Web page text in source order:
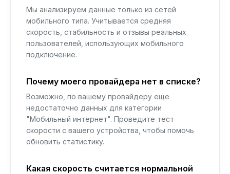
Мы анализируем данные только из сетей
мобильного типа. Учитывается средняя
скорость, стабильность и отзывы реальных
пользователей, использующих мобильного
подключение.
Почему моего провайдера нет в списке?
Возможно, по вашему провайдеру еще
недостаточно данных для категории
"Мобильный интернет". Проведите тест
скорости с вашего устройства, чтобы помочь
обновить статистику.
Какая скорость считается нормальной